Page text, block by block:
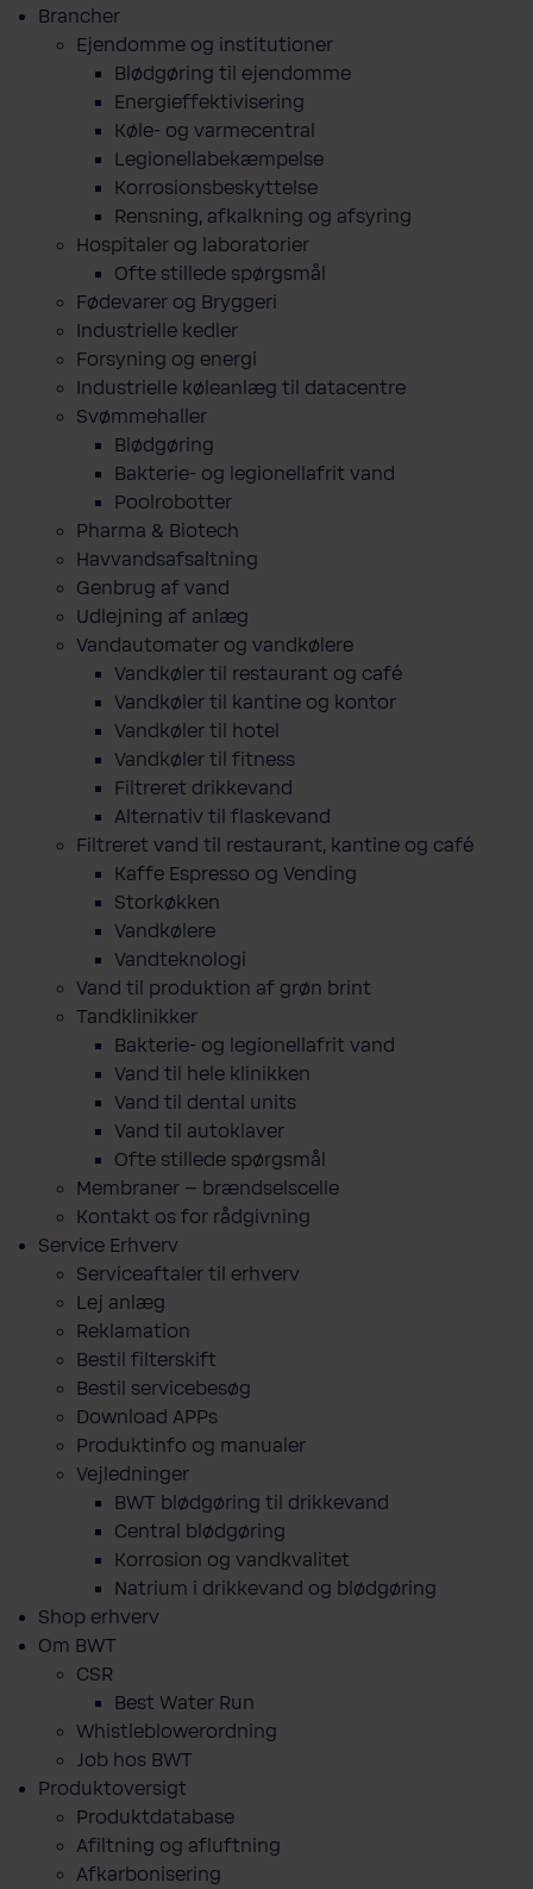
Brancher
Ejendomme og institutioner
Blødgøring til ejendomme
Energieffektivisering
Køle- og varmecentral
Legionellabekæmpelse
Korrosionsbeskyttelse
Rensning, afkalkning og afsyring
Hospitaler og laboratorier
Ofte stillede spørgsmål
Fødevarer og Bryggeri
Industrielle kedler
Forsyning og energi
Industrielle køleanlæg til datacentre
Svømmehaller
Blødgøring
Bakterie- og legionellafrit vand
Poolrobotter
Pharma & Biotech
Havvandsafsaltning
Genbrug af vand
Udlejning af anlæg
Vandautomater og vandkølere
Vandkøler til restaurant og café
Vandkøler til kantine og kontor
Vandkøler til hotel
Vandkøler til fitness
Filtreret drikkevand
Alternativ til flaskevand
Filtreret vand til restaurant, kantine og café
Kaffe Espresso og Vending
Storkøkken
Vandkølere
Vandteknologi
Vand til produktion af grøn brint
Tandklinikker
Bakterie-​ og legio­nel­lafrit vand
Vand til hele klinikken
Vand til dental units
Vand til autoklaver
Ofte stillede spørgsmål
Membraner – brændselscelle
Kontakt os for rådgivning
Service Erhverv
Serviceaftaler til erhverv
Lej anlæg
Reklamation
Bestil filterskift
Bestil servicebesøg
Download APPs
Produktinfo og manualer
Vejledninger
BWT blødgøring til drikkevand
Central blødgøring
Korro­sion og vand­kva­litet
Natrium i drikkevand og blødgøring
Shop erhverv
Om BWT
CSR
Best Water Run
Whistleblowerordning
Job hos BWT
Produktoversigt
Produktdatabase
​Afiltning og afluftning
Afkarbonisering